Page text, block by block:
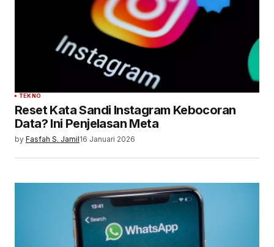
TEKNO
Reset Kata Sandi Instagram Kebocoran
Data? Ini Penjelasan Meta
by Fasfah S. Jamil16 Januari 2026